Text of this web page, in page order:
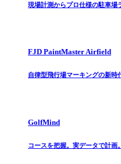
現場計測からプロ仕様の駐車場
FJD PaintMaster Airfield
自律型飛行場マーキングの新時
GolfMind
コースを把握。実データで計画。